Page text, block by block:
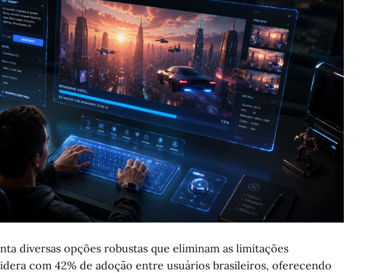
diversas opções robustas que eliminam as limitações
com 42% de adoção entre usuários brasileiros, oferecendo